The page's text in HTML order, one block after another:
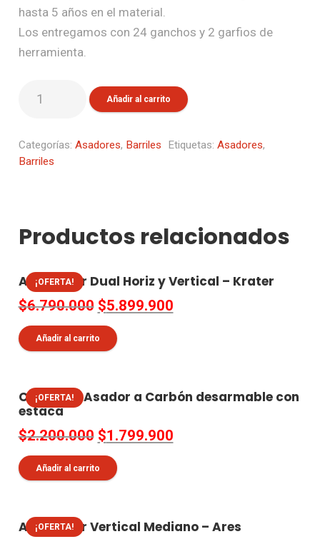
hasta 5 años en el material.
Los entregamos con 24 ganchos y 2 garfios de
herramienta.
Madera
cantidad
Añadir al carrito
Categorías: Asadores, Barriles Etiquetas: Asadores,
Barriles
Productos relacionados
¡OFERTA!
Ahumador Dual Horiz y Vertical – Krater
$6.790.000 El
precio
original
$5.899.900El
Añadir al carrito
¡OFERTA!
Caldera – Asador a Carbón desarmable con
estaca
$2.200.000 El
precio
original
$1.799.900El
Añadir al carrito
¡OFERTA!
Ahumador Vertical Mediano – Ares